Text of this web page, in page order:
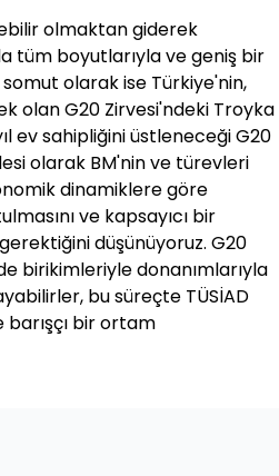
olmaktan giderek
tüm boyutlarıyla ve geniş bir
somut olarak ise Türkiye'nin,
olan G20 Zirvesi'ndeki Troyka
ev sahipliğini üstleneceği G20
olarak BM'nin ve türevleri
dinamiklere göre
ve kapsayıcı bir
düşünüyoruz. G20
birikimleriyle donanımlarıyla
bu süreçte TÜSİAD
bir ortam